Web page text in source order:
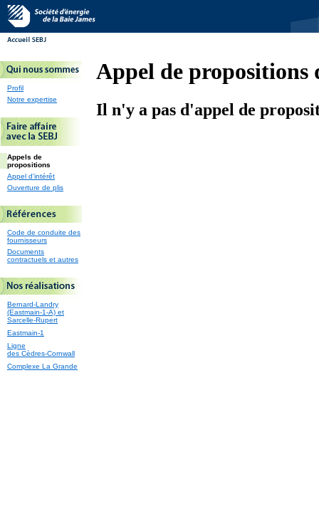
Profil
Notre expertise
Appels de
propositions
Appel d'intérêt
Ouverture de plis
Code de conduite des
fournisseurs
Documents
contractuels et autres
Bernard-Landry
(Eastmain-1-A) et
Sarcelle-Rupert
Eastmain-1
Ligne
des Cèdres‑Cornwall
Complexe La Grande
Appel de propositions
Il n'y a pas d'appel de